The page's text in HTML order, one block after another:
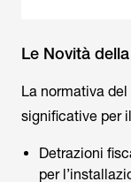
Le Novità
La normativa
significative per
Detrazioni
per